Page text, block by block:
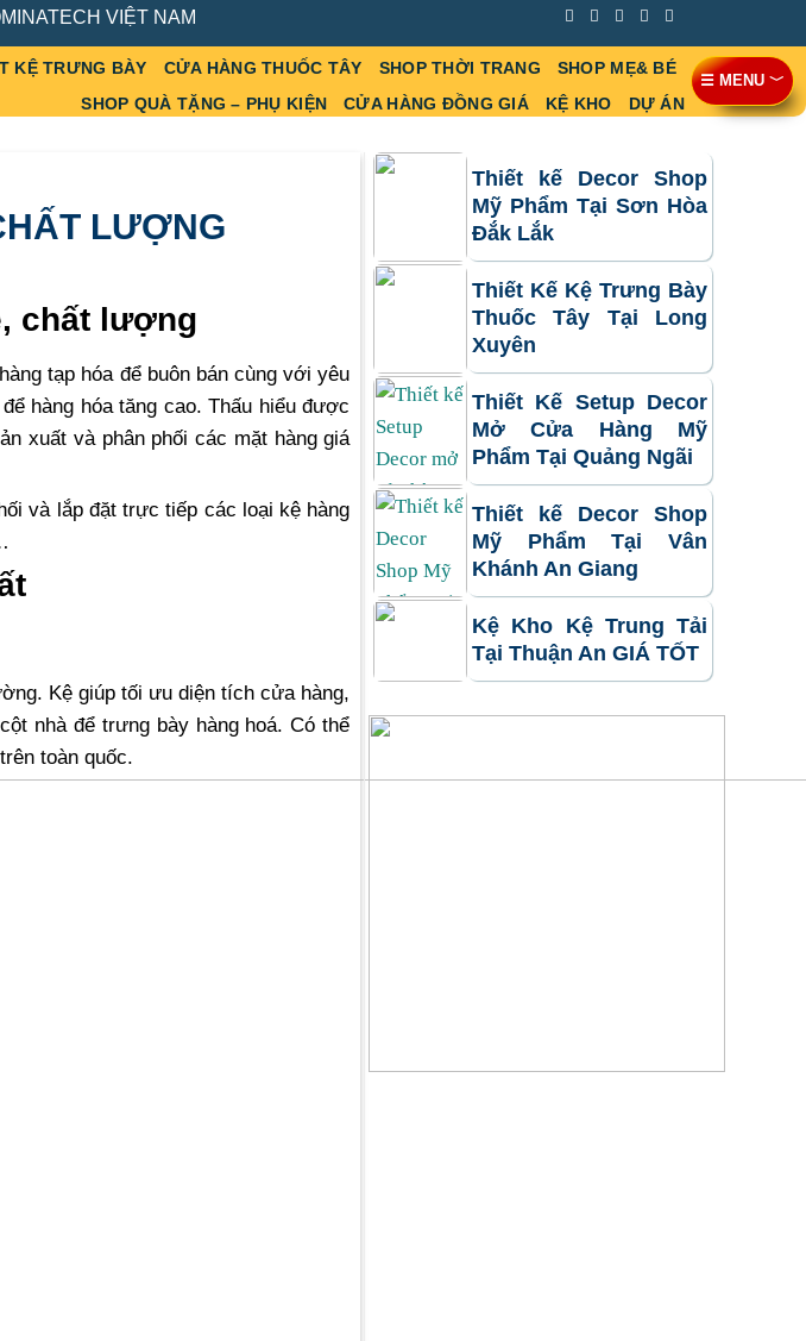
VIỆT NAM
KỆ TRƯNG BÀY CỬA HÀNG THUỐC TÂY SHOP THỜI TRANG
SHOP MẸ& BÉ
SHOP QUÀ TẶNG – PHỤ KIỆN
CỬA HÀNG ĐỒNG GIÁ KỆ KHO DỰ ÁN
LƯỢNG
chất lượng
tạp hóa để buôn bán cùng với yêu
hàng hóa tăng cao. Thấu hiểu được
xuất và phân phối các mặt hàng giá
và lắp đặt trực tiếp các loại kệ hàng
Kệ giúp tối ưu diện tích cửa hàng,
nhà để trưng bày hàng hoá. Có thể
toàn quốc.
Thiết kế Decor Shop
Mỹ Phẩm Tại Sơn Hòa
Đắk Lắk
Thiết Kế Kệ Trưng Bày
Thuốc Tây Tại Long
Xuyên
Thiết Kế Setup Decor
Mở Cửa Hàng Mỹ
Phẩm Tại Quảng Ngãi
Thiết kế Decor Shop
Mỹ Phẩm Tại Vân
Khánh An Giang
Kệ Kho Kệ Trung Tải
Tại Thuận An GIÁ TỐT
☰ MENU ﹀